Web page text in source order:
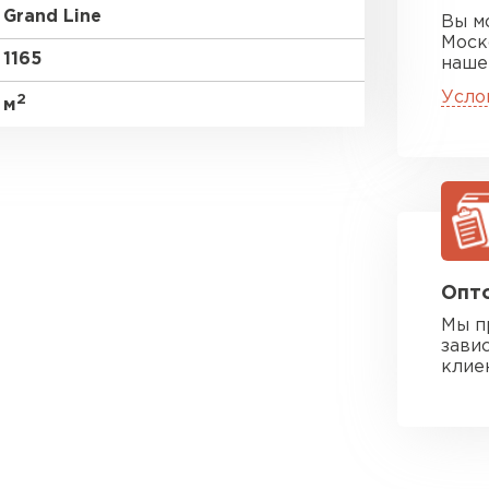
Grand Line
1165
м2
Вы
Мы